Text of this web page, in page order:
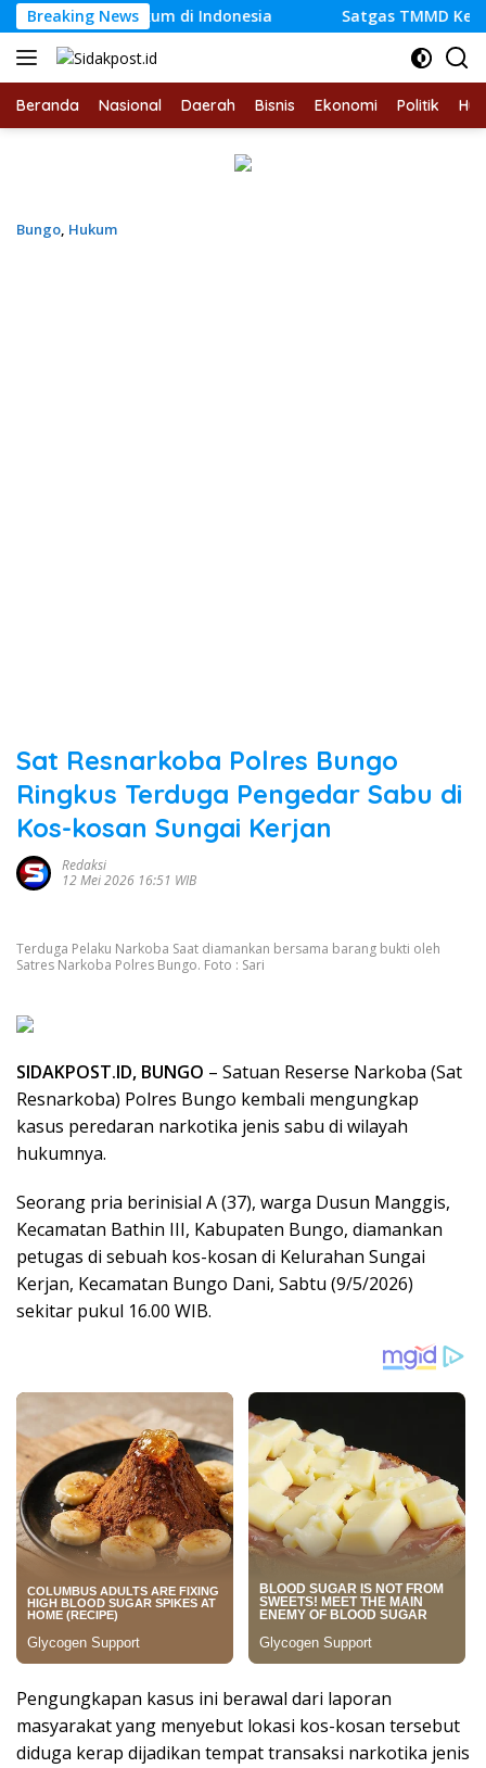
Langsung
ke
konten
Breaking News
Hukum di Indonesia Satgas TMMD Ke-129 Kodim
Beranda Nasional Daerah Bisnis Ekonomi Politik
Bungo, Hukum
Sat Resnarkoba Polres Bungo
Ringkus Terduga Pengedar Sabu di
Kos-kosan Sungai Kerjan
Redaksi
12 Mei 2026 16:51 WIB
Terduga Pelaku Narkoba Saat diamankan bersama barang bukti oleh
Satres Narkoba Polres Bungo. Foto : Sari
SIDAKPOST.ID, BUNGO – Satuan Reserse Narkoba (Sat
Resnarkoba) Polres Bungo kembali mengungkap
kasus peredaran narkotika jenis sabu di wilayah
hukumnya.
Seorang pria berinisial A (37), warga Dusun Manggis,
Kecamatan Bathin III, Kabupaten Bungo, diamankan
petugas di sebuah kos-kosan di Kelurahan Sungai
Kerjan, Kecamatan Bungo Dani, Sabtu (9/5/2026)
sekitar pukul 16.00 WIB.
Pengungkapan kasus ini berawal dari laporan
masyarakat yang menyebut lokasi kos-kosan tersebut
diduga kerap dijadikan tempat transaksi narkotika jenis